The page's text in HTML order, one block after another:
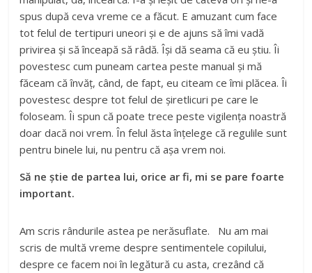
spus după ceva vreme ce a făcut. E amuzant cum face
tot felul de tertipuri uneori și e de ajuns să îmi vadă
privirea și să înceapă să râdă. Își dă seama că eu știu. Îi
povestesc cum puneam cartea peste manual și mă
făceam că învăț, când, de fapt, eu citeam ce îmi plăcea. Îi
povestesc despre tot felul de șiretlicuri pe care le
foloseam. Îi spun că poate trece peste vigilența noastră
doar dacă noi vrem. În felul ăsta înțelege că regulile sunt
pentru binele lui, nu pentru că așa vrem noi.
Să ne știe de partea lui, orice ar fi, mi se pare foarte
important.
Am scris rândurile astea pe nerăsuflate. Nu am mai
scris de multă vreme despre sentimentele copilului,
despre ce facem noi în legătură cu asta, crezând că